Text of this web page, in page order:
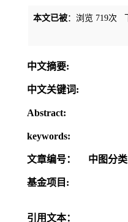
本文已被：浏览 719次
中文摘要:
中文关键词:
Abstract:
keywords:
文章编号： 中图分类
基金项目:
引用文本：